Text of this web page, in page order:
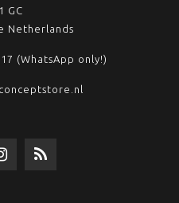
GC
Netherlands
(WhatsApp only!)